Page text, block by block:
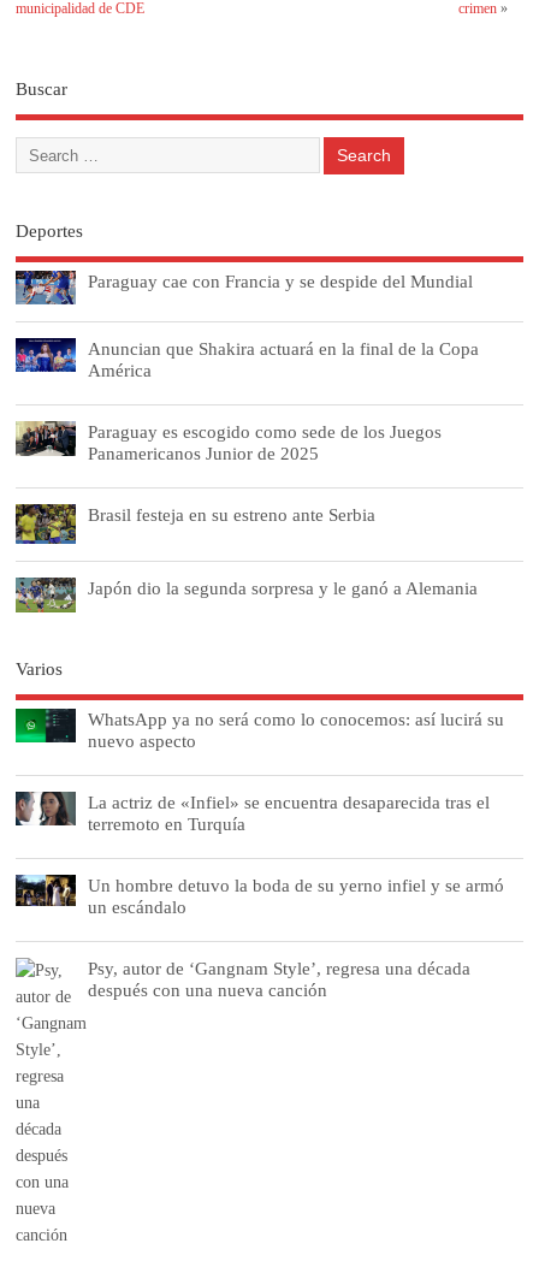
municipalidad de CDE crimen»
Buscar
Deportes
Paraguay cae con Francia y se despide del Mundial
Anuncian que Shakira actuará en la final de la Copa
América
Paraguay es escogido como sede de los Juegos
Panamericanos Junior de 2025
Brasil festeja en su estreno ante Serbia
Japón dio la segunda sorpresa y le ganó a Alemania
Varios
WhatsApp ya no será como lo conocemos: así lucirá su
nuevo aspecto
La actriz de «Infiel» se encuentra desaparecida tras el
terremoto en Turquía
Un hombre detuvo la boda de su yerno infiel y se armó
un escándalo
Psy, autor de ‘Gangnam Style’, regresa una década
después con una nueva canción